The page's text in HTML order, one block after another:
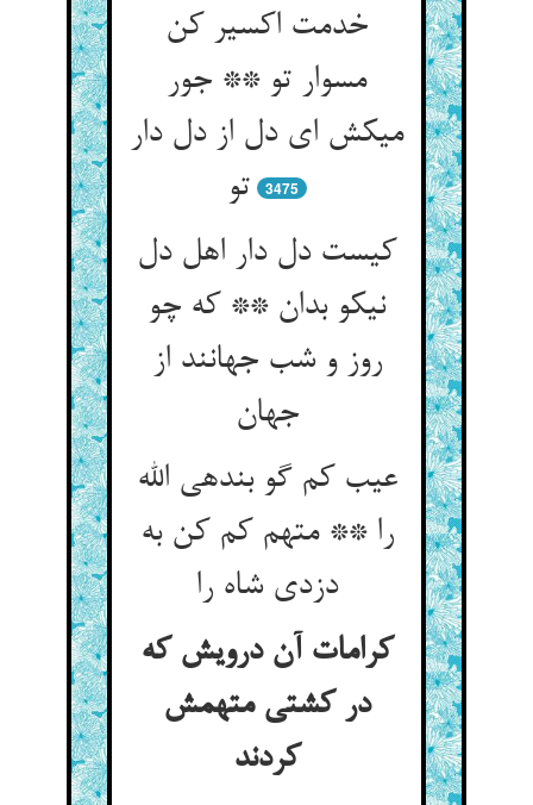
خدمت اکسیر کن
مس‏وار تو ** جور
می‏کش ای دل از دل دار
تو
3475
کیست دل دار اهل دل
نیکو بدان ** که چو
روز و شب جهانند از
جهان‏
عیب کم گو بنده‏ی الله
را ** متهم کم کن به
دزدی شاه را
کرامات آن درویش که
در کشتی متهمش
کردند